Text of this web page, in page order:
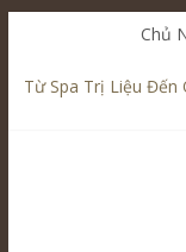
Chủ
Từ Spa Trị Liệu Đến
Kết Hợp Onsen &
Cham Riverside
Spa Jjim Jil Bang